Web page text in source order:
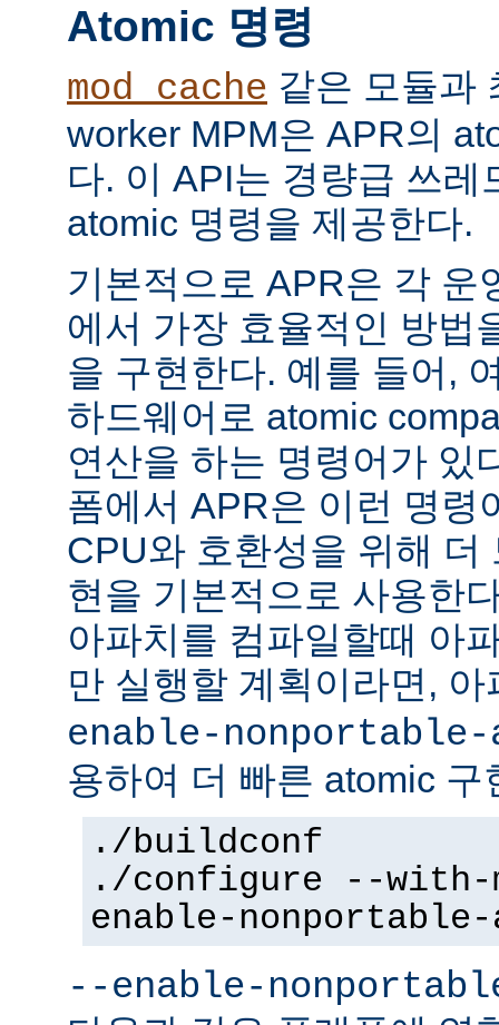
Atomic 명령
mod_cache 같은 모듈과
worker MPM은 APR의
다. 이 API는 경량급 쓰레
atomic 명령을 제공한다.
기본적으로 APR은 각 운
에서 가장 효율적인 방법
을 구현한다. 예를 들어,
하드웨어로 atomic
연산을 하는 명령어가 있
폼에서 APR은 이런 명령
CPU와 호환성을 위해 더
현을 기본적으로 사용한
아파치를 컴파일할때 아
만 실행할 계획이라면,
enable-nonportable-
용하여 더 빠른 atomic
./buildconf
./configure --with-
enable-nonportable-
--enable-